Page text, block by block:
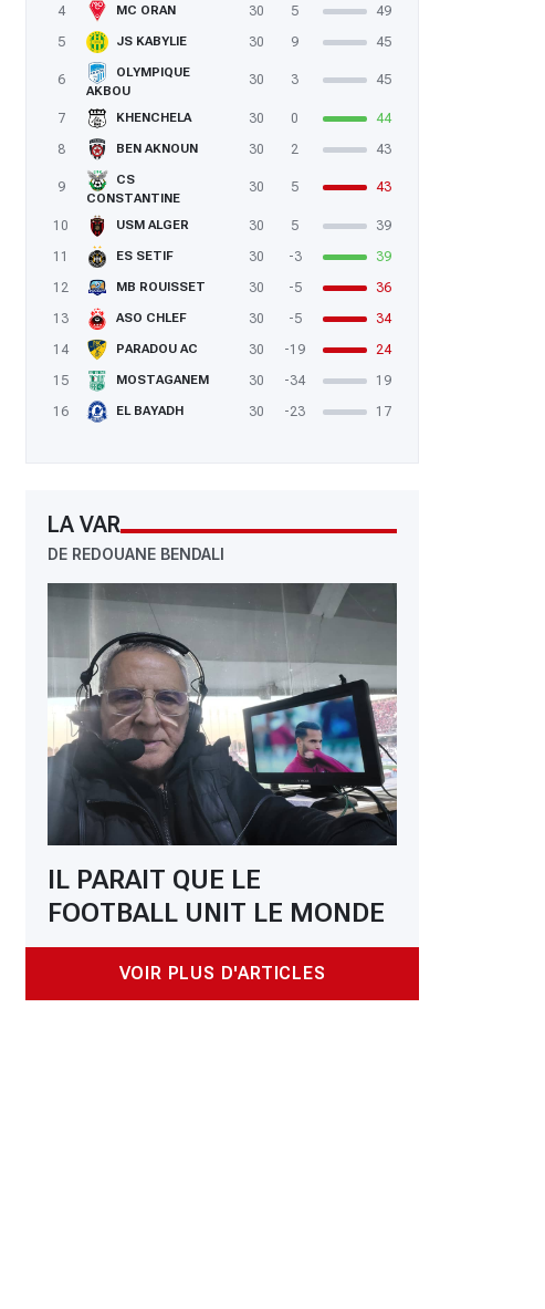
4
MC ORAN 30 5
49
5
JS KABYLIE 30 9 45
6
OLYMPIQUE
AKBOU
30 3 45
7 KHENCHELA 30 0
44
8
BEN AKNOUN 30 2 43
9
CS
CONSTANTINE
30 5 43
10 USM ALGER 30 5
39
11
ES SETIF 30 -3
39
12
MB ROUISSET 30 -5
36
13
ASO CHLEF 30 -5
34
14
PARADOU AC 30 -19
24
15
MOSTAGANEM 30 -34
19
16
EL BAYADH 30 -23 17
LA VAR
DE REDOUANE BENDALI
IL PARAIT QUE LE
FOOTBALL UNIT LE MONDE
VOIR PLUS D'ARTICLES